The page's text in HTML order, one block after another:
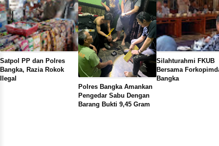
Satpol PP dan Polres
Bangka, Razia Rokok
Ilegal
Polres Bangka Amankan
Pengedar Sabu Dengan
Barang Bukti 9,45 Gram
Silahturahmi FKUB
Bersama
Bangka